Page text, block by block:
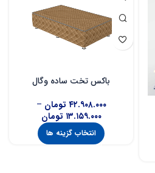
باکس تخت ساده وگال
۴۲.۹۰۸.۰۰۰ تومان –
۱۳.۱۵۹.۰۰۰ تومان
انتخاب گزینه ها